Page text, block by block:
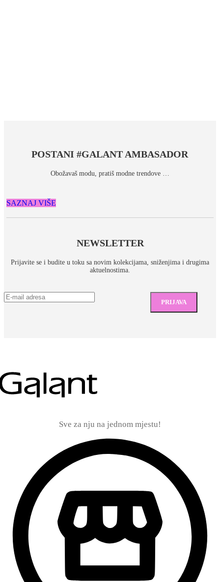
POSTANI #GALANT AMBASADOR
Obožavaš modu, pratiš modne trendove …
SAZNAJ VIŠE
NEWSLETTER
Prijavite se i budite u toku sa novim kolekcijama, sniženjima i drugima
aktuelnostima.
Sve za nju na jednom mjestu!